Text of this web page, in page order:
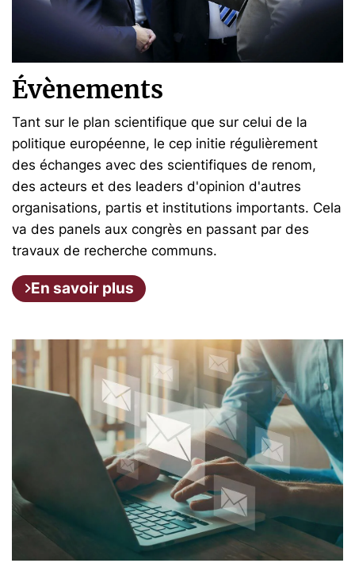
Évènements
Tant sur le plan scientifique que sur celui de la
politique européenne, le cep initie régulièrement
des échanges avec des scientifiques de renom,
des acteurs et des leaders d'opinion d'autres
organisations, partis et institutions importants. Cela
va des panels aux congrès en passant par des
travaux de recherche communs.
En savoir plus